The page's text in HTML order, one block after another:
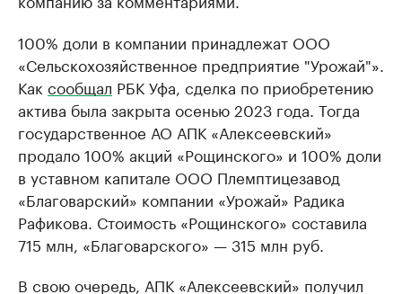
100% доли в компании принадлежат ООО
«Сельскохозяйственное предприятие "Урожай"».
Как сообщал РБК Уфа, сделка по приобретению
актива была закрыта осенью 2023 года. Тогда
государственное АО АПК «Алексеевский»
продало 100% акций «Рощинского» и 100% доли
в уставном капитале ООО Племптицезавод
«Благоварский» компании «Урожай» Радика
Рафикова. Стоимость «Рощинского» составила
715 млн, «Благоварского» — 315 млн руб.
В свою очередь, АПК «Алексеевский» получил